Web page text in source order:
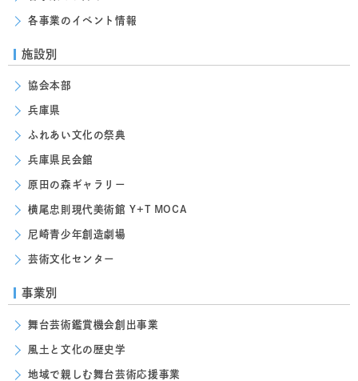
各事業のイベント情報
施設別
協会本部
兵庫県
ふれあい文化の祭典
兵庫県民会館
原田の森ギャラリー
横尾忠則現代美術館 Y+T MOCA
尼崎青少年創造劇場
芸術文化センター
事業別
舞台芸術鑑賞機会創出事業
風土と文化の歴史学
地域で親しむ舞台芸術応援事業